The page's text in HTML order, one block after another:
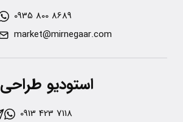
0935 800 8689
market@mirnegaar.com
استودیو طراحی
0913 423 7118